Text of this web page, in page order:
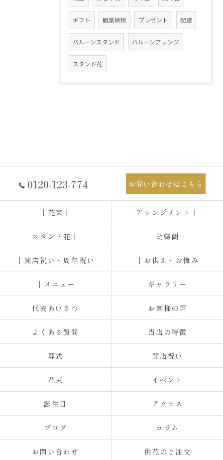
ギフト 観葉植物 プレゼント 配達
バルーンスタンド バルーンアレンジ
スタンド花
0120-123-774 お問い合わせはこちら
┃花束┃ アレンジメント┃
スタンド花┃ 胡蝶蘭
┃開店祝い・周年祝い ┃お供え・お悔み
┃メニュー ギャラリー
代表あいさつ お客様の声
よくある質問 当店の特徴
葬式 開店祝い
花束 イベント
誕生日 アクセス
ブログ コラム
お問い合わせ 供花のご注文